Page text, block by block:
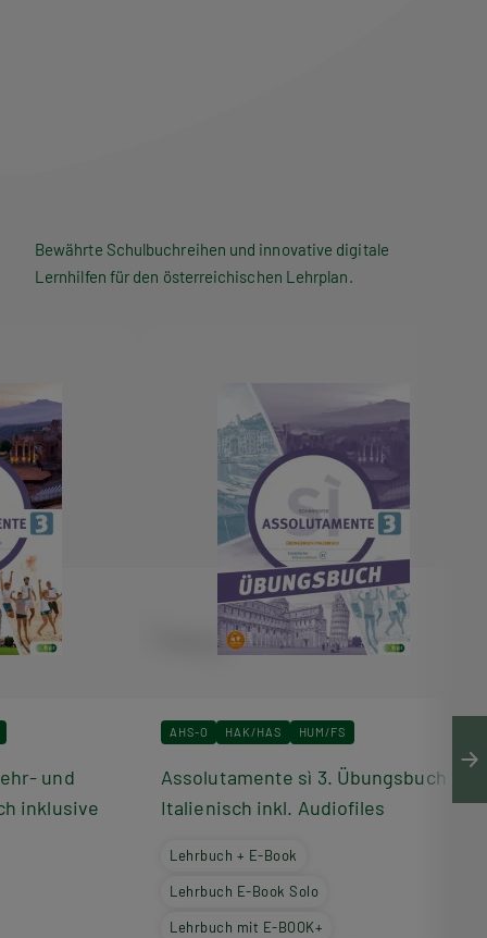
Bewährte Schulbuchreihen und innovative digitale
Lernhilfen für den österreichischen Lehrplan.
und
inklusive
AHS-O HAK/HAS HUM/FS
Assolutamente sì 3. Übungsbuch
Italienisch inkl. Audiofiles
Lehrbuch + E-Book
Lehrbuch E-Book Solo
Lehrbuch mit E-BOOK+